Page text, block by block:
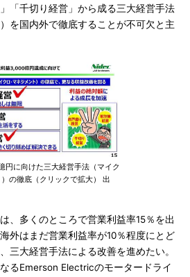
「千切り経営」から成る三大経営手法
を国内外で徹底することが不可欠と主
円に向けた三大経営手法（マイク
の徹底（クリックで拡大） 出
、多くのところで営業利益率15％を出
外はまだ営業利益率が10％程度にとど
三大経営手法による改善を進めたい。
るEmerson Electricのモータードライ